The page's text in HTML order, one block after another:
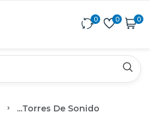
0 0 0
...Torres De Sonido